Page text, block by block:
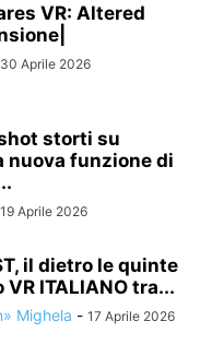
VR: Altered
30 Aprile 2026
storti su
nuova funzione di
19 Aprile 2026
il dietro le quinte
ITALIANO tra...
Mighela - 17 Aprile 2026